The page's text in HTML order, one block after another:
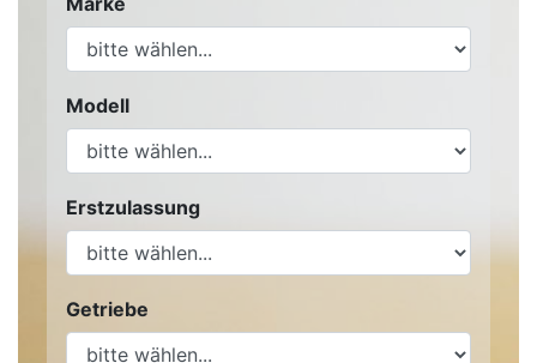
Modell
Erstzulassung
Getriebe